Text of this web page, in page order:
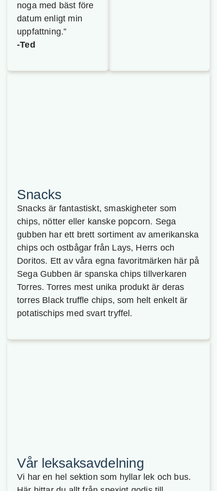
noga med bäst före
datum enligt min
uppfattning.”
-Ted
Snacks
Snacks är fantastiskt, smaskigheter som
chips, nötter eller kanske popcorn. Sega
gubben har ett brett sortiment av amerikanska
chips och ostbågar från Lays, Herrs och
Doritos. Ett av våra egna favoritmärken här på
Sega Gubben är spanska chips tillverkaren
Torres. Torres mest unika produkt är deras
torres Black truffle chips, som helt enkelt är
potatischips med svart tryffel.
Vår leksaksavdelning
Vi har en hel sektion som hyllar lek och bus.